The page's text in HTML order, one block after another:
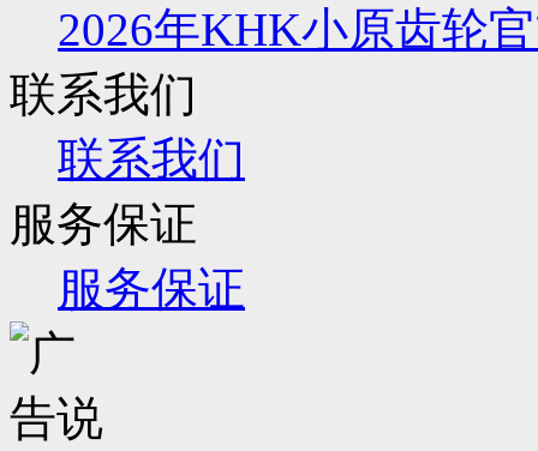
2026年KHK小原齿轮
联系我们
联系我们
服务保证
服务保证